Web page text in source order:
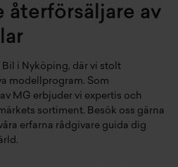
återförsäljare av
i Nyköping, där vi stolt
modellprogram. Som
MG erbjuder vi expertis och
sortiment. Besök oss gärna
erfarna rådgivare guida dig